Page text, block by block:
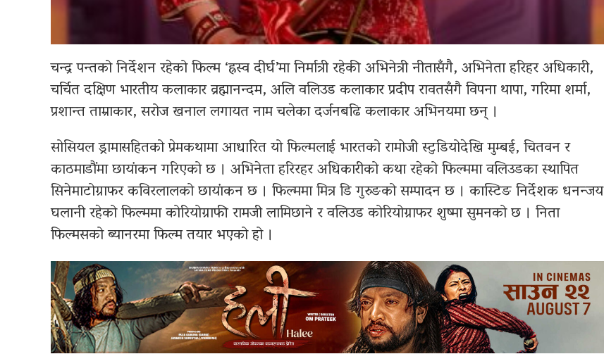
चन्द्र पन्तको निर्देशन रहेको फिल्म ‘ह्रस्व दीर्घ’मा निर्मात्री रहेकी अभिनेत्री नीतासँगै, अभिनेता हरिहर अधिकारी,
चर्चित दक्षिण भारतीय कलाकार व्रह्मानन्दम, अलि वलिउड कलाकार प्रदीप रावतसँगै विपना थापा, गरिमा शर्मा,
प्रशान्त ताम्राकार, सरोज खनाल लगायत नाम चलेका दर्जनबढि कलाकार अभिनयमा छन् ।
सोसियल ड्रामासहितको प्रेमकथामा आधारित यो फिल्मलाई भारतको रामोजी स्टुडियोदेखि मुम्बई, चितवन र
काठमाडौंमा छायांकन गरिएको छ । अभिनेता हरिरहर अधिकारीको कथा रहेको फिल्ममा वलिउडका स्थापित
सिनेमाटोग्राफर कविरलालको छायांकन छ । फिल्ममा मित्र डि गुरुङको सम्पादन छ । कास्टिङ निर्देशक धनन्जय
घलानी रहेको फिल्ममा कोरियोग्राफी रामजी लामिछाने र वलिउड कोरियोग्राफर शुष्मा सुमनको छ । निता
फिल्मसको ब्यानरमा फिल्म तयार भएको हो ।